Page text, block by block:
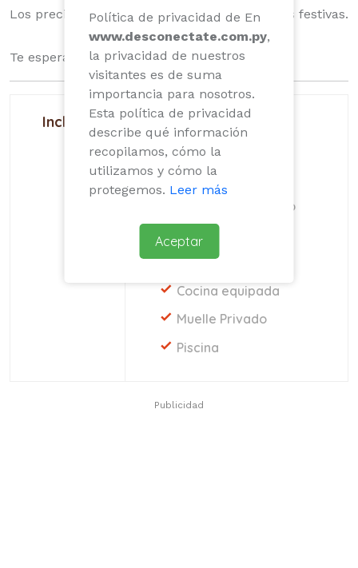
Los precios pueden varia de acuerdo a fechas festivas.
Te esperamos..
Incluye
Camas
Baños
Parrilla
Aire Acondicionado
Televisor
Parque Infantil
Cocina equipada
Muelle Privado
Piscina
Publicidad
Política de privacidad de En
www.desconectate.com.py,
la privacidad de nuestros
visitantes es de suma
importancia para nosotros.
Esta política de privacidad
describe qué información
recopilamos, cómo la
utilizamos y cómo la
protegemos. Leer más
Aceptar